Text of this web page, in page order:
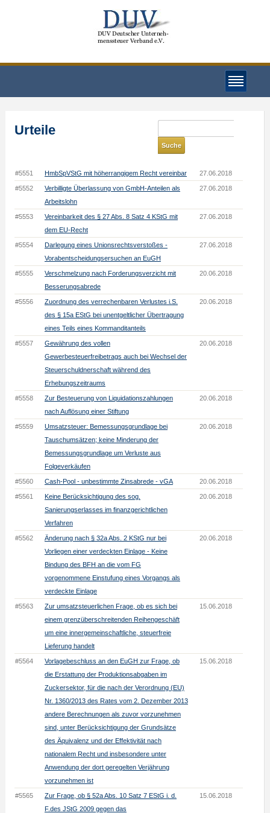
Urteile
#5551 HmbSpVStG mit höherrangigem Recht vereinbar 27.06.2018
#5552
Verbilligte Überlassung von GmbH-Anteilen als
Arbeitslohn
27.06.2018
#5553
Vereinbarkeit des § 27 Abs. 8 Satz 4 KStG mit
dem EU-Recht
27.06.2018
#5554
Darlegung eines Unionsrechtsverstoßes -
Vorabentscheidungsersuchen an EuGH
27.06.2018
#5555
Verschmelzung nach Forderungsverzicht mit
Besserungsabrede
20.06.2018
#5556
Zuordnung des verrechenbaren Verlustes i.S.
des § 15a EStG bei unentgeltlicher Übertragung
eines Teils eines Kommanditanteils
20.06.2018
#5557
Gewährung des vollen
Gewerbesteuerfreibetrags auch bei Wechsel der
Steuerschuldnerschaft während des
Erhebungszeitraums
20.06.2018
#5558
Zur Besteuerung von Liquidationszahlungen
nach Auflösung einer Stiftung
20.06.2018
#5559
Umsatzsteuer: Bemessungsgrundlage bei
Tauschumsätzen; keine Minderung der
Bemessungsgrundlage um Verluste aus
Folgeverkäufen
20.06.2018
#5560 Cash-Pool - unbestimmte Zinsabrede - vGA 20.06.2018
#5561
Keine Berücksichtigung des sog.
Sanierungserlasses im finanzgerichtlichen
Verfahren
20.06.2018
#5562
Änderung nach § 32a Abs. 2 KStG nur bei
Vorliegen einer verdeckten Einlage - Keine
Bindung des BFH an die vom FG
vorgenommene Einstufung eines Vorgangs als
verdeckte Einlage
20.06.2018
#5563
Zur umsatzsteuerlichen Frage, ob es sich bei
einem grenzüberschreitenden Reihengeschäft
um eine innergemeinschaftliche, steuerfreie
Lieferung handelt
15.06.2018
#5564
Vorlagebeschluss an den EuGH zur Frage, ob
die Erstattung der Produktionsabgaben im
Zuckersektor, für die nach der Verordnung (EU)
Nr. 1360/2013 des Rates vom 2. Dezember 2013
andere Berechnungen als zuvor vorzunehmen
sind, unter Berücksichtigung der Grundsätze
des Äquivalenz und der Effektivität nach
nationalem Recht und insbesondere unter
Anwendung der dort geregelten Verjährung
vorzunehmen ist
15.06.2018
#5565
Zur Frage, ob § 52a Abs. 10 Satz 7 EStG i. d.
F.des JStG 2009 gegen das
15.06.2018